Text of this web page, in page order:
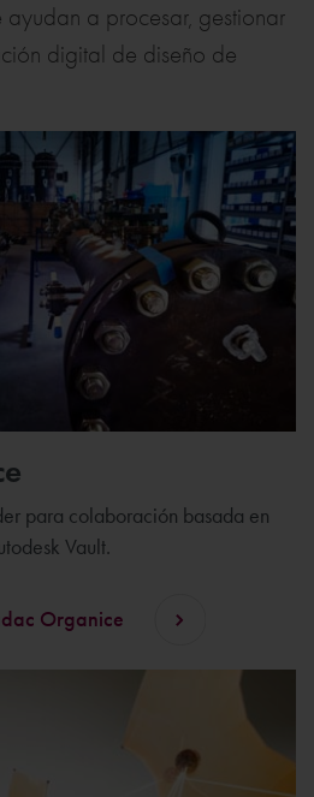
ayudan a procesar, gestionar
digital de diseño de
para colaboración basada en
Vault.
Organice